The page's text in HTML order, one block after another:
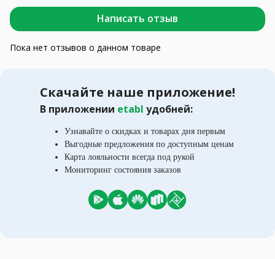
Написать отзыв
Пока нет отзывов о данном товаре
Скачайте наше приложение!
В приложении etabl удобней:
Узнавайте о скидках и товарах дня первым
Выгодные предложения по доступным ценам
Карта лояльности всегда под рукой
Мониторинг состояния заказов